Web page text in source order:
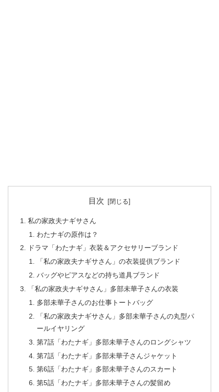
目次
私の家政夫ナギサさん
わたナギの原作は？
ドラマ「わたナギ」衣装＆アクセサリーブランド
「私の家政夫ナギサさん」の衣装提供ブランド
バッグやピアスなどの持ち道具ブランド
「私の家政夫ナギサさん」多部未華子さんの衣装
多部未華子さんのお仕事トートバッグ
「私の家政夫ナギサさん」多部未華子さんの丸型パ
ールイヤリング
第7話「わたナギ」多部未華子さんのロングシャツ
第7話「わたナギ」多部未華子さんジャケット
第6話「わたナギ」多部未華子さんのスカート
第5話「わたナギ」多部未華子さんの髪留め